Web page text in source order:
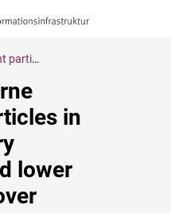
Airborne cloud-relevant particles in the upper planetary boundary layer and lower free troposphere over drought-affected areas
in
lower